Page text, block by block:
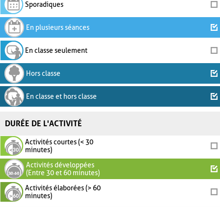
Sporadiques
En plusieurs séances
En classe seulement
Hors classe
En classe et hors classe
DURÉE DE L'ACTIVITÉ
Activités courtes (< 30
minutes)
Activités développées
(Entre 30 et 60 minutes)
Activités élaborées (> 60
minutes)